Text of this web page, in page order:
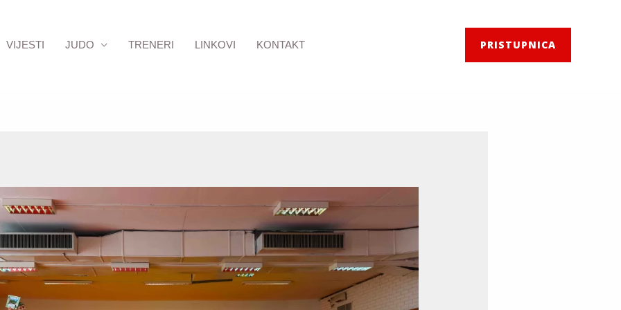
VIJESTI JUDO TRENERI LINKOVI KONTAKT PRISTUPNICA